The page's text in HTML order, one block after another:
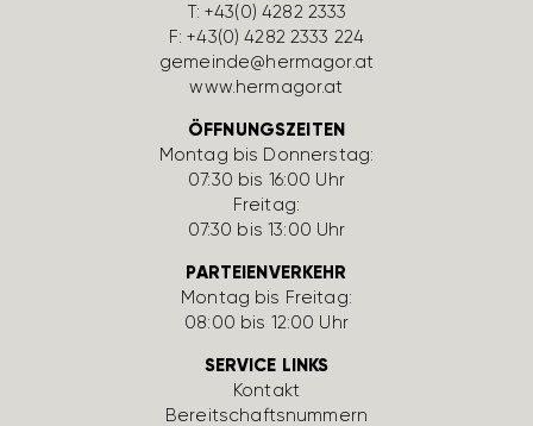
T:+43(0) 4282 2333
F: +43(0) 4282 2333 224
gemeinde@hermagor.at
www.hermagor.at
ÖFFNUNGSZEITEN
Montag bis Donnerstag:
07:30 bis 16:00 Uhr
Freitag:
07:30 bis 13:00 Uhr
PARTEIENVERKEHR
Montag bis Freitag:
08:00 bis 12:00 Uhr
SERVICE LINKS
Kontakt
Bereit­schafts­num­mern